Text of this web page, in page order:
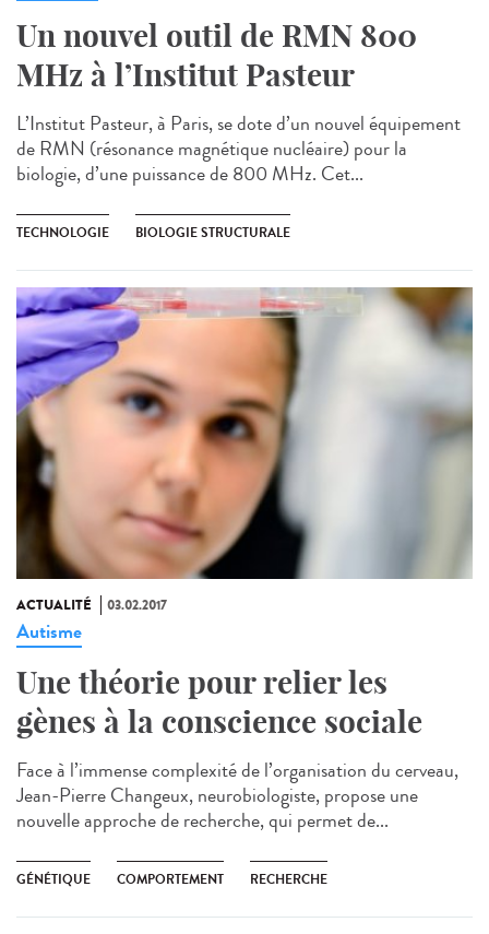
Un nouvel outil de RMN 800
MHz à l’Institut Pasteur
L’Institut Pasteur, à Paris, se dote d’un nouvel équipement
de RMN (résonance magnétique nucléaire) pour la
biologie, d’une puissance de 800 MHz. Cet...
TECHNOLOGIE BIOLOGIE STRUCTURALE
ACTUALITÉ 03.02.2017
Autisme
Une théorie pour relier les
gènes à la conscience sociale
Face à l’immense complexité de l’organisation du cerveau,
Jean-Pierre Changeux, neurobiologiste, propose une
nouvelle approche de recherche, qui permet de...
GÉNÉTIQUE COMPORTEMENT RECHERCHE